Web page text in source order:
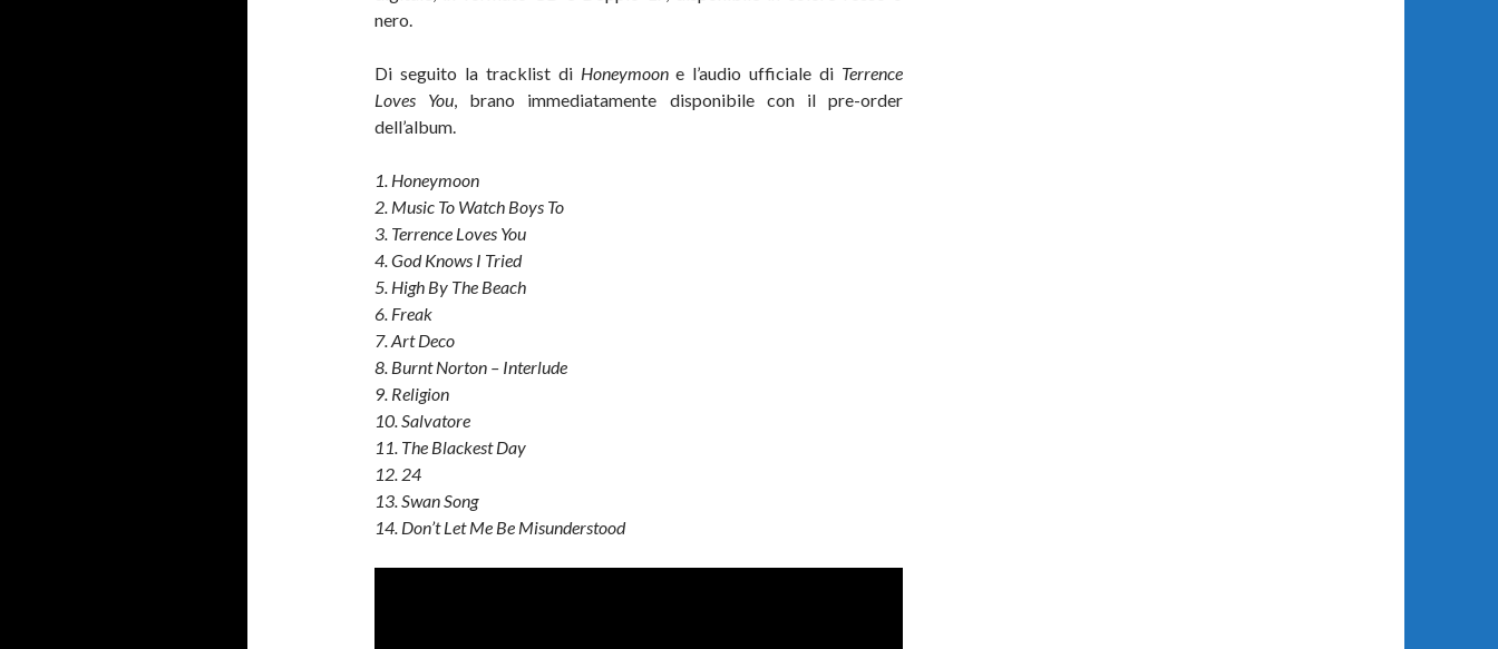
nero.
Di seguito la tracklist di Honeymoone l’audio ufficiale di Terrence
Loves You, brano immediatamente disponibile con il pre-order
dell’album.
1. Honeymoon
2. Music To Watch Boys To
3. Terrence Loves You
4. God Knows I Tried
5. High By The Beach
6. Freak
7. Art Deco
8. Burnt Norton – Interlude
9. Religion
10. Salvatore
11. The Blackest Day
12. 24
13. Swan Song
14. Don’t Let Me Be Misunderstood